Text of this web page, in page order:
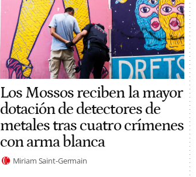
Los Mossos reciben la mayor
dotación de detectores de
metales tras cuatro crímenes
con arma blanca
Miriam Saint-Germain